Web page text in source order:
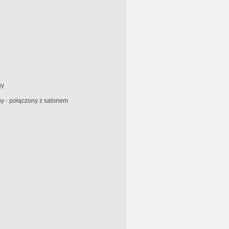
- połączony z salonem